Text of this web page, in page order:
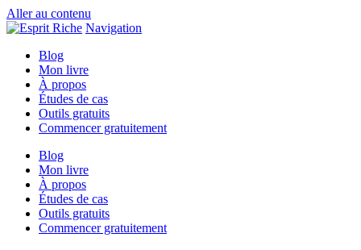
Aller au contenu
Navigation
Blog
Mon livre
À propos
Études de cas
Outils gratuits
Commencer gratuitement
Blog
Mon livre
À propos
Études de cas
Outils gratuits
Commencer gratuitement